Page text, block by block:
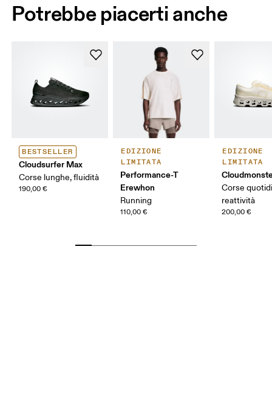
Potrebbe piacerti anche
BESTSELLER
Cloudsurfer Max
Corse lunghe, fluidità
190,00 €
EDIZIONE
LIMITATA
Performance-T
Erewhon
Running
110,00 €
EDIZIONE
LIMITATA
Corse
reattività
200,00 €